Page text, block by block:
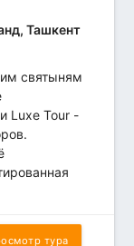
Ташкент
святыням
Luxe Tour -
тура